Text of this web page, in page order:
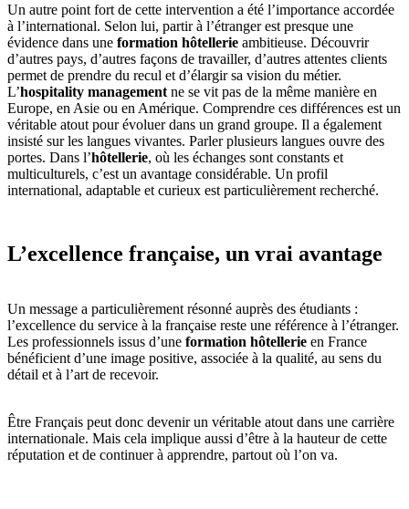
Un autre point fort de cette intervention a été l’importance accordée
à l’international. Selon lui, partir à l’étranger est presque une
évidence dans une formation hôtellerie ambitieuse. Découvrir
d’autres pays, d’autres façons de travailler, d’autres attentes clients
permet de prendre du recul et d’élargir sa vision du métier.
L’hospitality management ne se vit pas de la même manière en
Europe, en Asie ou en Amérique. Comprendre ces différences est un
véritable atout pour évoluer dans un grand groupe. Il a également
insisté sur les langues vivantes. Parler plusieurs langues ouvre des
portes. Dans l’hôtellerie, où les échanges sont constants et
multiculturels, c’est un avantage considérable. Un profil
international, adaptable et curieux est particulièrement recherché.
L’excellence française, un vrai avantage
Un message a particulièrement résonné auprès des étudiants :
l’excellence du service à la française reste une référence à l’étranger.
Les professionnels issus d’une formation hôtellerie en France
bénéficient d’une image positive, associée à la qualité, au sens du
détail et à l’art de recevoir.
Être Français peut donc devenir un véritable atout dans une carrière
internationale. Mais cela implique aussi d’être à la hauteur de cette
réputation et de continuer à apprendre, partout où l’on va.